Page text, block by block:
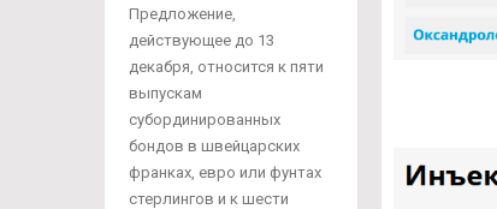
Предложение,
действующее до 13
декабря, относится к пяти
выпускам
субординированных
бондов в швейцарских
франках, евро или фунтах
стерлингов и к шести